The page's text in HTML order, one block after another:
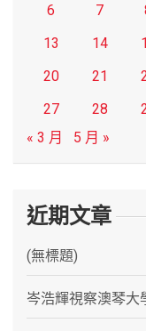
6
7
13
14
20
21
27
28
« 3 月
5 月 »
近期文章
(無標題)
岑浩輝視察澳琴大